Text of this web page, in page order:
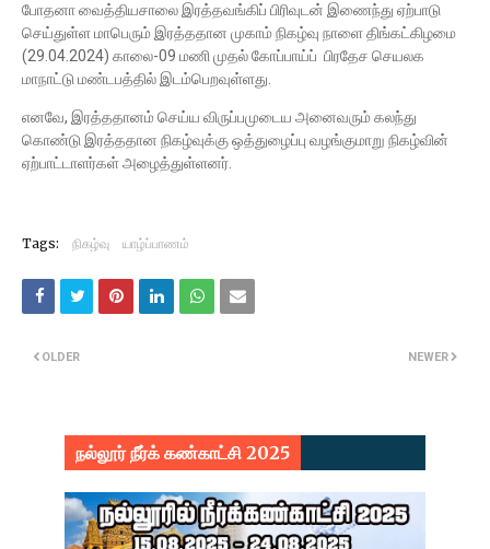
போதனா வைத்தியசாலை இரத்தவங்கிப் பிரிவுடன் இணைந்து ஏற்பாடு
செய்துள்ள மாபெரும் இரத்ததான முகாம் நிகழ்வு நாளை திங்கட்கிழமை
(29.04.2024) காலை-09 மணி முதல் கோப்பாய்ப் பிரதேச செயலக
மாநாட்டு மண்டபத்தில் இடம்பெறவுள்ளது.
எனவே, இரத்ததானம் செய்ய விருப்பமுடைய அனைவரும் கலந்து
கொண்டு இரத்ததான நிகழ்வுக்கு ஒத்துழைப்பு வழங்குமாறு நிகழ்வின்
ஏற்பாட்டாளர்கள் அழைத்துள்ளனர்.
Tags: நிகழ்வு யாழ்ப்பாணம்
NEWER
OLDER
நல்லூர் நீர்க் கண்காட்சி 2025